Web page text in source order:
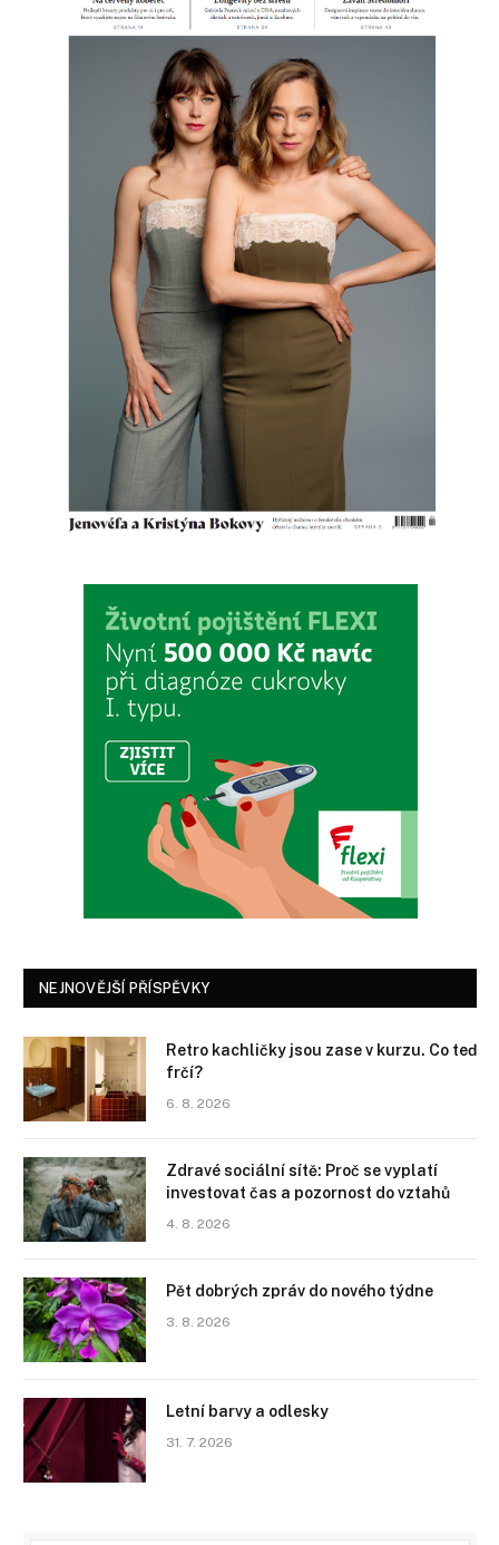
NEJNOVĚJŠÍ PŘÍSPĚVKY
Retro kachličky jsou zase v kurzu. Co teď
frčí?
6. 8. 2026
Zdravé sociální sítě: Proč se vyplatí
investovat čas a pozornost do vztahů
4. 8. 2026
Pět dobrých zpráv do nového týdne
3. 8. 2026
Letní barvy a odlesky
31. 7. 2026